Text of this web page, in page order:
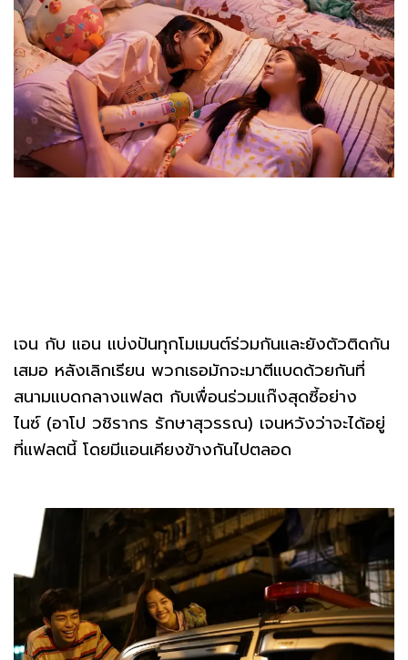
​​เจน กับ แอน แบ่งปันทุกโมเมนต์ร่วมกันและยังตัวติดกัน
เสมอ หลังเลิกเรียน พวกเธอมักจะมาตีแบดด้วยกันที่
สนามแบดกลางแฟลต กับเพื่อนร่วมแก๊งสุดซี้อย่าง
ไนซ์ (อาโป วชิรากร รักษาสุวรรณ) เจนหวังว่าจะได้อยู่
ที่แฟลตนี้ โดยมีแอนเคียงข้างกันไปตลอด